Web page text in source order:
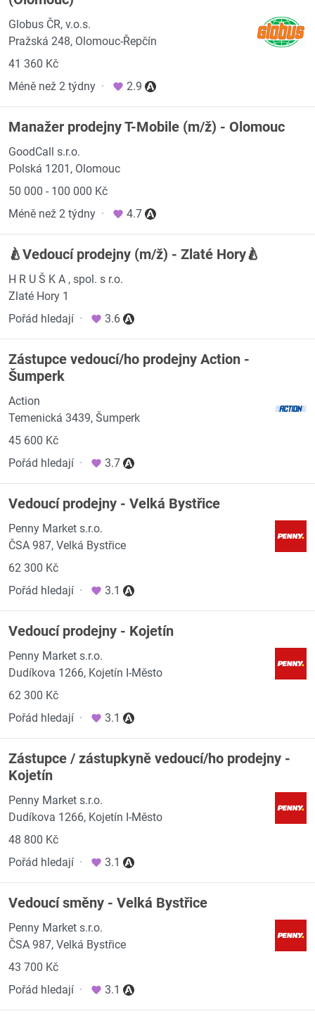
Globus ČR, v.o.s.
Pražská 248, Olomouc-Řepčín
41 360 Kč
Méně než 2 týdny · 2.9
Manažer prodejny T-Mobile (m/ž) - Olomouc
GoodCall s.r.o.
Polská 1201, Olomouc
50 000 - 100 000 Kč
Méně než 2 týdny · 4.7
🍐Vedoucí prodejny (m/ž) - Zlaté Hory🍐
H R U Š K A , spol. s r.o.
Zlaté Hory 1
Pořád hledají · 3.6
Zástupce vedoucí/ho prodejny Action -
Šumperk
Action
Temenická 3439, Šumperk
45 600 Kč
Pořád hledají · 3.7
Vedoucí prodejny - Velká Bystřice
Penny Market s.r.o.
ČSA 987, Velká Bystřice
62 300 Kč
Pořád hledají · 3.1
Vedoucí prodejny - Kojetín
Penny Market s.r.o.
Dudíkova 1266, Kojetín I-Město
62 300 Kč
Pořád hledají · 3.1
Zástupce / zástupkyně vedoucí/ho prodejny -
Kojetín
Penny Market s.r.o.
Dudíkova 1266, Kojetín I-Město
48 800 Kč
Pořád hledají · 3.1
Vedoucí směny - Velká Bystřice
Penny Market s.r.o.
ČSA 987, Velká Bystřice
43 700 Kč
Pořád hledají · 3.1